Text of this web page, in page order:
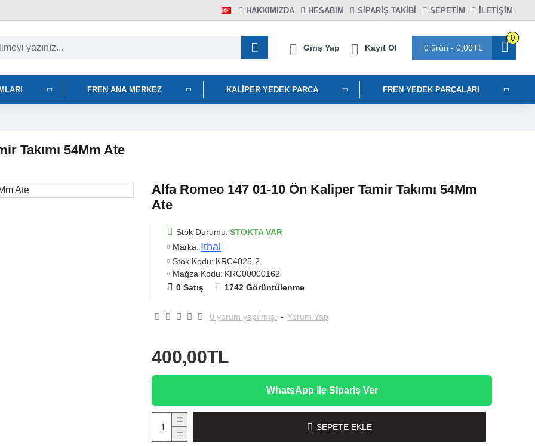
HAKKIMIZDA HESABIM SIPARIŞ TAKIBI SEPETIM İLETİŞİM
Giriş Yap Kayıt Ol 0 ürün - 0,00TL
0
FREN ANA MERKEZ KALIPER YEDEK PARCA FREN YEDEK PARÇALARI
Takımı 54Mm Ate
Alfa Romeo 147 01-10 Ön Kaliper Tamir Takımı 54Mm
Ate
Stok Durumu: STOKTA VAR
Marka: Ithal
Stok Kodu: KRC4025-2
Mağza Kodu: KRC00000162
0 Satış
1742 Görüntülenme
0 yorum yapılmış. - Yorum Yap
400,00TL
WhatsApp ile Sipariş Ver
SEPETE EKLE